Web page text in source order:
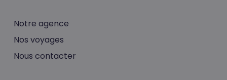
Notre agence
Nos voyages
Nous contacter